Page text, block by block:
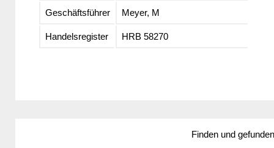
Geschäftsführer Meyer, M
Handelsregister HRB 58270
Finden und